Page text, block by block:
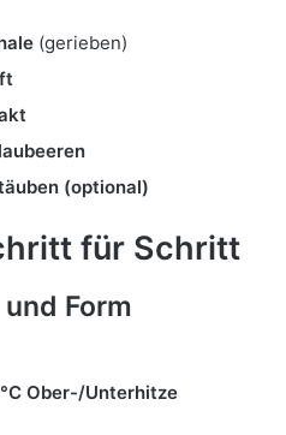
(gerieben)
(optional)
für Schritt
Form
Ober-/Unterhitze